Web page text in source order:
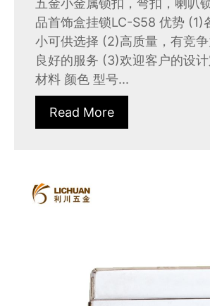
五金小金属锁扣，弯扣，喇叭
品首饰盒挂锁LC-S58 优势 (1)
小可供选择 (2)高质量，有竞
良好的服务 (3)欢迎客户的设
材料 颜色 型号...
Read More